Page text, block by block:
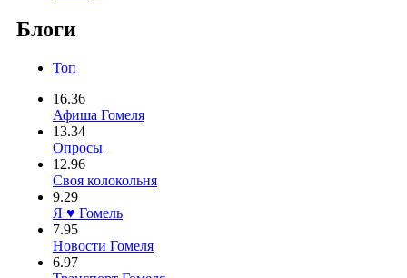
Блоги
Топ
16.36
Афиша Гомеля
13.34
Опросы
12.96
Своя колокольня
9.29
Я ♥ Гомель
7.95
Новости Гомеля
6.97